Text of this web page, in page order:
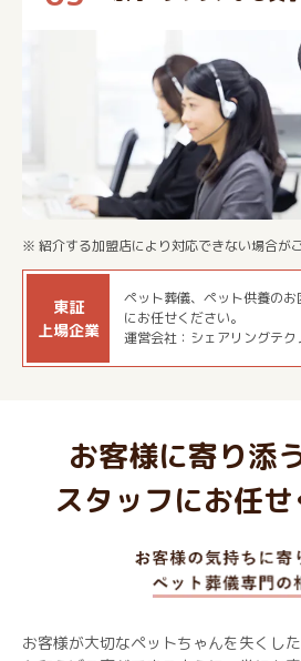
※ 紹介する加盟店により対応できない場合が
東証
上場企業
ペット葬儀、ペット供養のお
にお任せください。
運営会社：シェアリングテ
お客様に寄り添
スタッフにお任せ
お客様が大切なペットちゃんを失くし